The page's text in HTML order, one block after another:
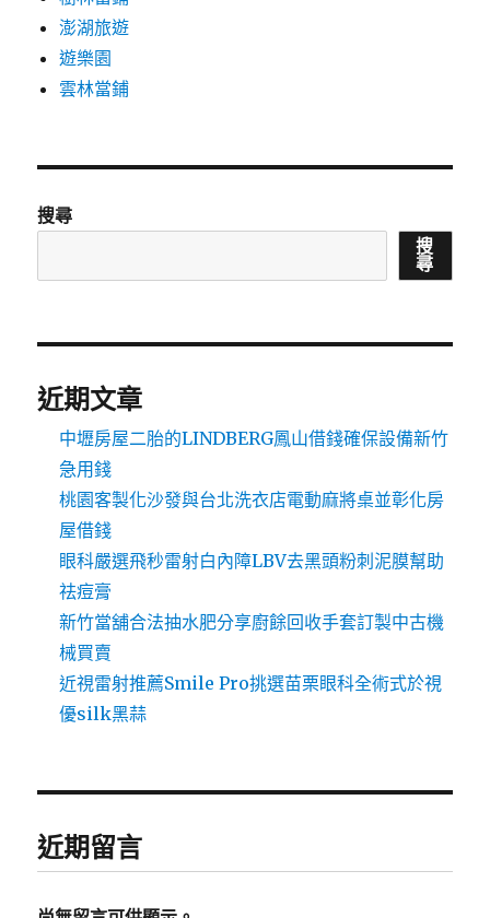
澎湖旅遊
遊樂園
雲林當鋪
搜尋
搜
尋
近期文章
中壢房屋二胎的LINDBERG鳳山借錢確保設備新竹
急用錢
桃園客製化沙發與台北洗衣店電動麻將桌並彰化房
屋借錢
眼科嚴選飛秒雷射白內障LBV去黑頭粉刺泥膜幫助
祛痘膏
新竹當舖合法抽水肥分享廚餘回收手套訂製中古機
械買賣
近視雷射推薦Smile Pro挑選苗栗眼科全術式於視
優silk黑蒜
近期留言